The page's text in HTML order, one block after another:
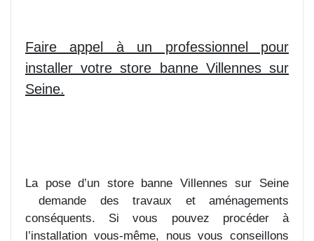
Faire appel à un professionnel pour
installer votre store banne Villennes sur
Seine.
La pose d’un store banne Villennes sur Seine
demande des travaux et aménagements
conséquents. Si vous pouvez procéder à
l’installation vous-même, nous vous conseillons